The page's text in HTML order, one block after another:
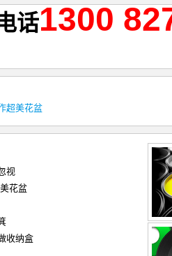
话1300
超美花盆
视
花盆
收纳盒